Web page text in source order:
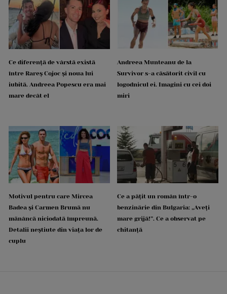
Ce diferență de vârstă există
între Rareș Cojoc și noua lui
iubită. Andreea Popescu era mai
mare decât el
Andreea Munteanu de la
Survivor s-a căsătorit civil cu
logodnicul ei. Imagini cu cei doi
miri
Motivul pentru care Mircea
Badea și Carmen Brumă nu
mănâncă niciodată împreună.
Detalii neștiute din viața lor de
cuplu
Ce a pățit un român într-o
benzinărie din Bulgaria: „Aveți
mare grijă!”. Ce a observat pe
chitanță